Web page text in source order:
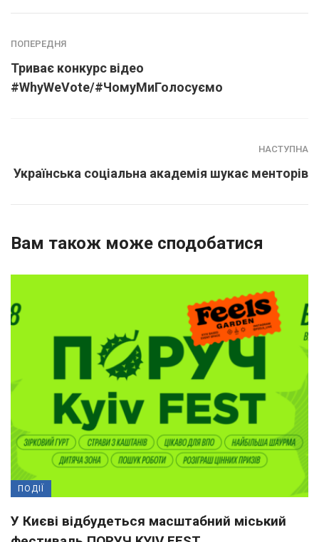
ПОПЕРЕДНЯ
Триває конкурс відео
#WhyWeVote/#ЧомуМиГолосуємо
НАСТУПНА
Українська соціальна академія шукає менторів
Вам також може сподобатися
ПОДІЇ
У Києві відбудеться масштабний міський